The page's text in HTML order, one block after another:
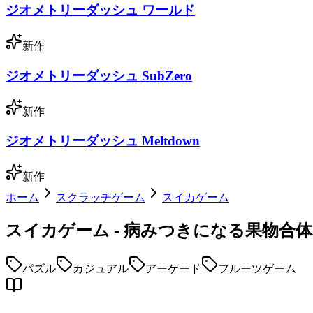
ジオメトリーダッシュ ワールド
新作
ジオメトリーダッシュ SubZero
新作
ジオメトリーダッシュ Meltdown
新作
ホーム
スクラッチゲーム スイカゲーム
スイカゲーム - 病みつきになる果物合
パズル カジュアル アーケード フルーツゲーム